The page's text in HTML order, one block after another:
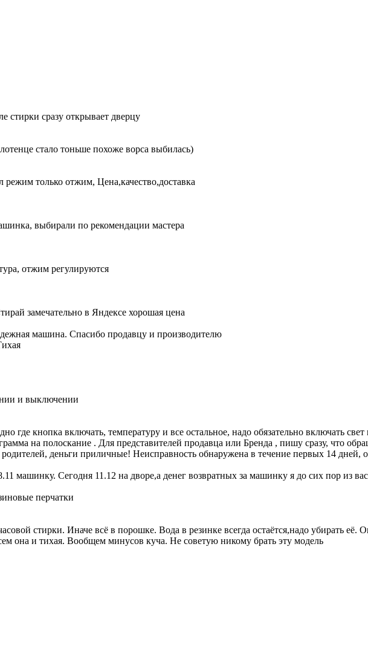
стирки сразу открывает дверцу
стало тоньше похоже ворса выбилась)
только отжим, Цена,качество,доставка
выбирали по рекомендации мастера
отжим регулируются
замечательно в Яндексе хорошая цена
машина. Спасибо продавцу и производителю
и выключении
где кнопка включать, температуру и все остальное, надо обязательно включать
на полоскание . Для представителей продавца или Бренда , пишу сразу, что
деньги приличные! Неисправность обнаружена в течение первых 14 дней,
машинку. Сегодня 11.12 на дворе,а денег возвратных за машинку я до сих пор из
перчатки
стирки. Иначе всё в порошке. Вода в резинке всегда остаётся,надо убирать её.
она и тихая. Вообщем минусов куча. Не советую никому брать эту модель